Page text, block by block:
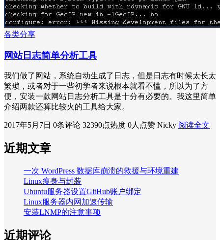
各类分享
网站日志简单分析工具
我们做了网站，系统自动生成了日志，但是日志有时候太长太
繁琐，或者对于一些初学者来说根本就看不懂，所以为了方
便，安装一款网站日志分析工具是十分有必要的。我这里简单
介绍两款还算比较火的工具给大家。
2017年5月7日 0条评论 32390点热度 0人点赞 Nicky 阅读全文
近期文章
一次 WordPress 数据库崩溃的救援与环境重建
Linux瘦身与封装
Ubuntu服务器设置GitHub账户绑定
Linux服务器内网加速传输
安装LNMP的注意事项
近期评论